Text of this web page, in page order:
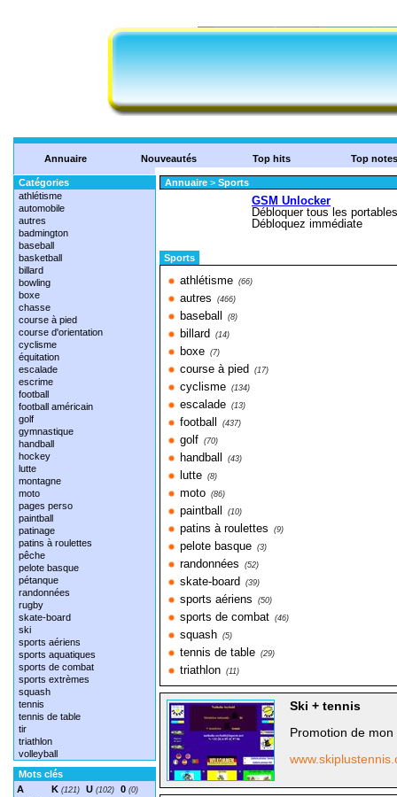
Annuaire Nouveautés Top hits Top notes
Catégories
athlétisme
automobile
autres
badmington
baseball
basketball
billard
bowling
boxe
chasse
course à pied
course d'orientation
cyclisme
équitation
escalade
escrime
football
football américain
golf
gymnastique
handball
hockey
lutte
montagne
moto
pages perso
paintball
patinage
patins à roulettes
pêche
pelote basque
pétanque
randonnées
rugby
skate-board
ski
sports aériens
sports aquatiques
sports de combat
sports extrèmes
squash
tennis
tennis de table
tir
triathlon
volleyball
Mots clés
A
K (121) U (102) 0 (0)
Annuaire > Sports
Sports
athlétisme (66)
autres (466)
baseball (8)
billard (14)
boxe (7)
course à pied (17)
cyclisme (134)
escalade (13)
football (437)
golf (70)
handball (43)
lutte (8)
moto (86)
paintball (10)
patins à roulettes (9)
pelote basque (3)
randonnées (52)
skate-board (39)
sports aériens (50)
sports de combat (46)
squash (5)
tennis de table (29)
triathlon (11)
Ski + tennis
Promotion de